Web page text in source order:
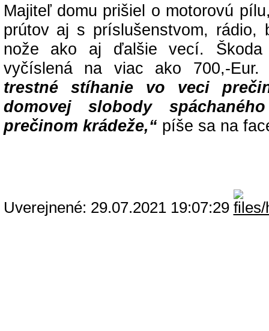
Majiteľ domu prišiel o motorovú
prútov aj s príslušenstvom, rádio,
nože ako aj ďalšie vecí. Škoda
vyčíslená na viac ako 700,-
trestné stíhanie vo veci
domovej slobody
prečinom krádeže,“píše sa na
Uverejnené: 29.07.2021 19:07:29